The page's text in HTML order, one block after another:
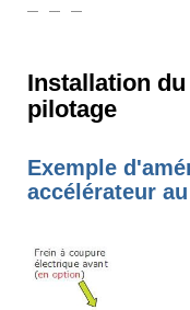
Installation
pilotage
Exemple
accélérateur